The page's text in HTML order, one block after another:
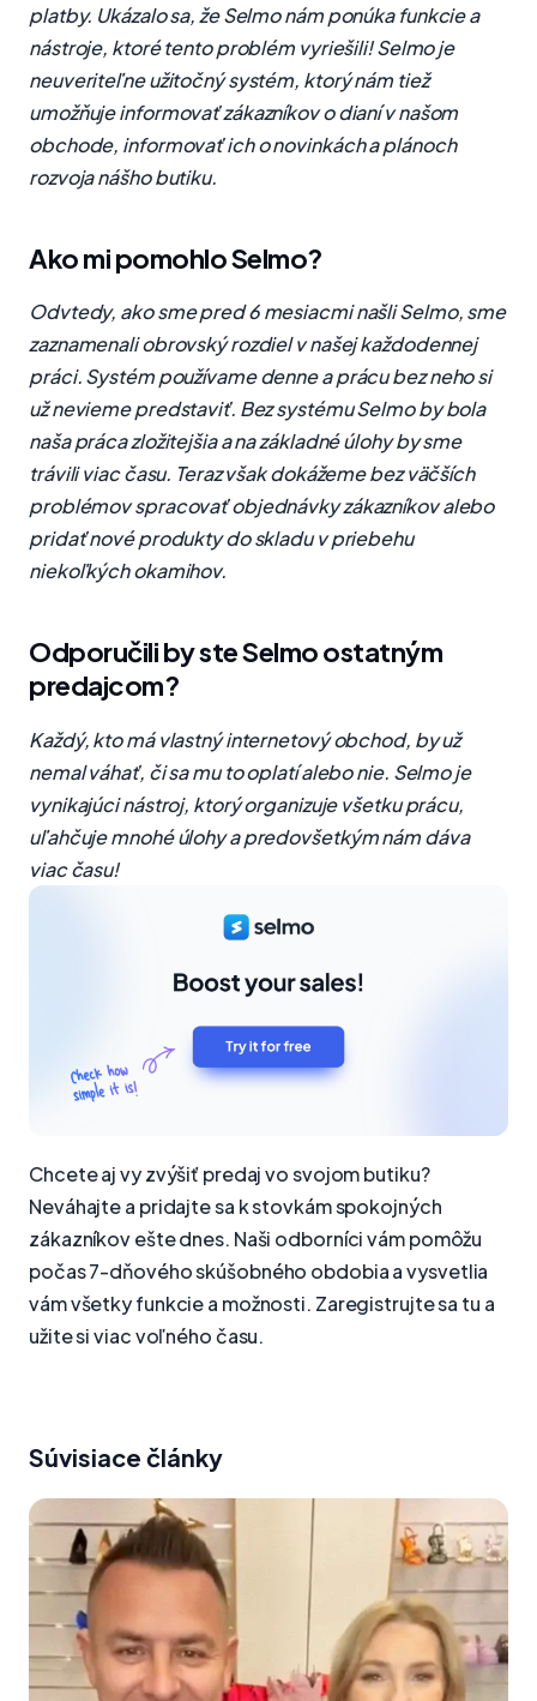
platby. Ukázalo sa, že Selmo nám ponúka funkcie a
nástroje, ktoré tento problém vyriešili! Selmo je
neuveriteľne užitočný systém, ktorý nám tiež
umožňuje informovať zákazníkov o dianí v našom
obchode, informovať ich o novinkách a plánoch
rozvoja nášho butiku.
Ako mi pomohlo Selmo?
Odvtedy, ako sme pred 6 mesiacmi našli Selmo, sme
zaznamenali obrovský rozdiel v našej každodennej
práci. Systém používame denne a prácu bez neho si
už nevieme predstaviť. Bez systému Selmo by bola
naša práca zložitejšia a na základné úlohy by sme
trávili viac času. Teraz však dokážeme bez väčších
problémov spracovať objednávky zákazníkov alebo
pridať nové produkty do skladu v priebehu
niekoľkých okamihov.
Odporučili by ste Selmo ostatným
predajcom?
Každý, kto má vlastný internetový obchod, by už
nemal váhať, či sa mu to oplatí alebo nie. Selmo je
vynikajúci nástroj, ktorý organizuje všetku prácu,
uľahčuje mnohé úlohy a predovšetkým nám dáva
viac času!
Chcete aj vy zvýšiť predaj vo svojom butiku?
Neváhajte a pridajte sa k stovkám spokojných
zákazníkov ešte dnes. Naši odborníci vám pomôžu
počas 7-dňového skúšobného obdobia a vysvetlia
vám všetky funkcie a možnosti. Zaregistrujte sa tu a
užite si viac voľného času.
Súvisiace články